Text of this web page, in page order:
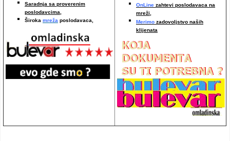
Saradnja sa proverenim
poslodavcima,
Široka mreža poslodavaca,
OnLine zahtevi poslodavaca na
mreži,
Merimo zadovoljstvo naših
klijenata